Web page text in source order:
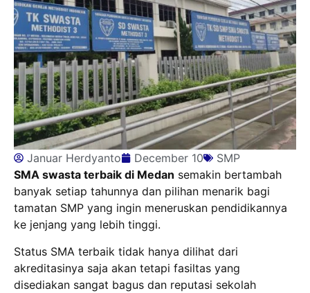
Januar Herdyanto December 10
SMP
SMA swasta terbaik di Medan semakin bertambah
banyak setiap tahunnya dan pilihan menarik bagi
tamatan SMP yang ingin meneruskan pendidikannya
ke jenjang yang lebih tinggi.
Status SMA terbaik tidak hanya dilihat dari
akreditasinya saja akan tetapi fasiltas yang
disediakan sangat bagus dan reputasi sekolah